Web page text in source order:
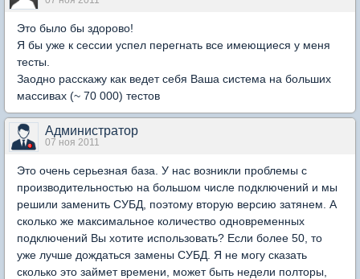
Это было бы здорово!
Я бы уже к сессии успел перегнать все имеющиеся у меня
тесты.
Заодно расскажу как ведет себя Ваша система на больших
массивах (~ 70 000) тестов
Администратор
07 ноя 2011
Это очень серьезная база. У нас возникли проблемы с
производительностью на большом числе подключений и мы
решили заменить СУБД, поэтому вторую версию затянем. А
сколько же максимальное количество одновременных
подключений Вы хотите использовать? Если более 50, то
уже лучше дождаться замены СУБД. Я не могу сказать
сколько это займет времени, может быть недели полторы,